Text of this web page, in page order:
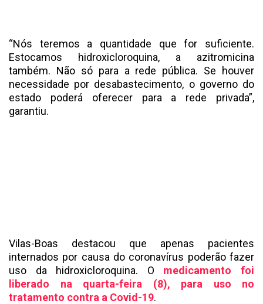
“Nós teremos a quantidade que for suficiente.
Estocamos hidroxicloroquina, a azitromicina
também. Não só para a rede pública. Se houver
necessidade por desabastecimento, o governo do
estado poderá oferecer para a rede privada”,
garantiu.
Vilas-Boas destacou que apenas pacientes
internados por causa do coronavírus poderão fazer
uso da hidroxicloroquina. O medicamento foi
liberado na quarta-feira (8), para uso no
tratamento contra a Covid-19.